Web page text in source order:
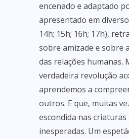
encenado e adaptado
apresentado em
14h; 15h; 16h; 17h),
sobre amizade e sobre
das relações humanas.
verdadeira revolução
aprendemos a
outros. E que, muitas
escondida nas
inesperadas. Um